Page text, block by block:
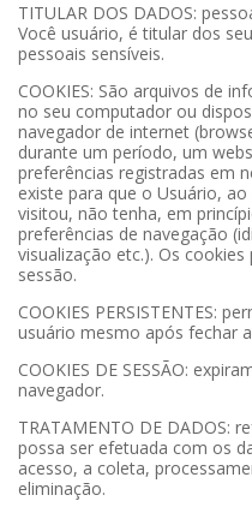
TITULAR DOS DADOS:
Você usuário, é titular dos
pessoais sensíveis.
COOKIES: São arquivos de
no seu computador ou
navegador de internet
durante um período, um
preferências registradas em
existe para que o Usuário,
visitou, não tenha, em
preferências de navegação
visualização etc.). Os
sessão.
COOKIES PERSISTENTES:
usuário mesmo após fechar
COOKIES DE SESSÃO:
navegador.
TRATAMENTO DE DADOS:
possa ser efetuada com os
acesso, a coleta,
eliminação.